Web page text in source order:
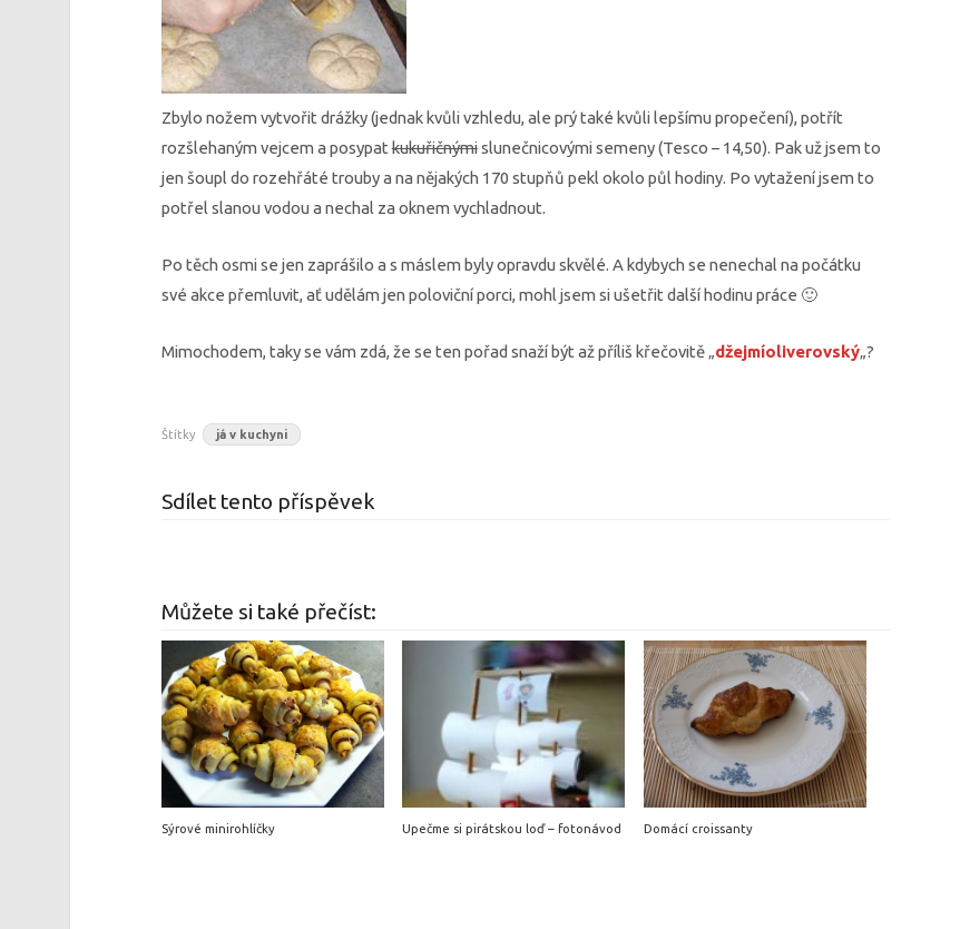
Zbylo nožem vytvořit drážky (jednak kvůli vzhledu, ale prý také kvůli lepšímu propečení), potřít
rozšlehaným vejcem a posypatkukuřičnýmislunečnicovými semeny (Tesco – 14,50). Pak už jsem to
jen šoupl do rozehřáté trouby a na nějakých 170 stupňů pekl okolo půl hodiny. Po vytažení jsem to
potřel slanou vodou a nechal za oknem vychladnout.
Po těch osmi se jen zaprášilo a s máslem byly opravdu skvělé. A kdybych se nenechal na počátku
své akce přemluvit, ať udělám jen poloviční porci, mohl jsem si ušetřit další hodinu práce 🙂
Mimochodem, taky se vám zdá, že se ten pořad snaží být až příliš křečovitě „džejmíoliverovský„?
Štítky já v kuchyni
Sdílet tento příspěvek
Můžete si také přečíst:
Sýrové minirohlíčky Upečme si pirátskou loď – fotonávod Domácí croissanty